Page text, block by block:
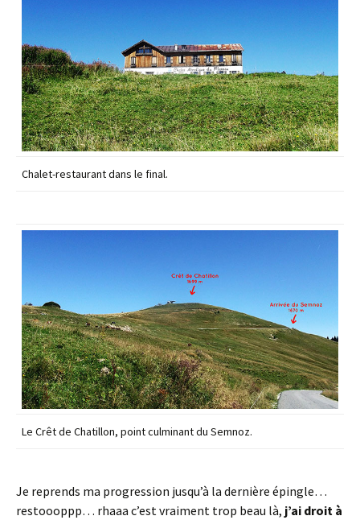
Chalet-restaurant dans le final.
Le Crêt de Chatillon, point culminant du Semnoz.
Je reprends ma progression jusqu’à la dernière épingle…
restoooppp… rhaaa c’est vraiment trop beau là, j’ai droit à